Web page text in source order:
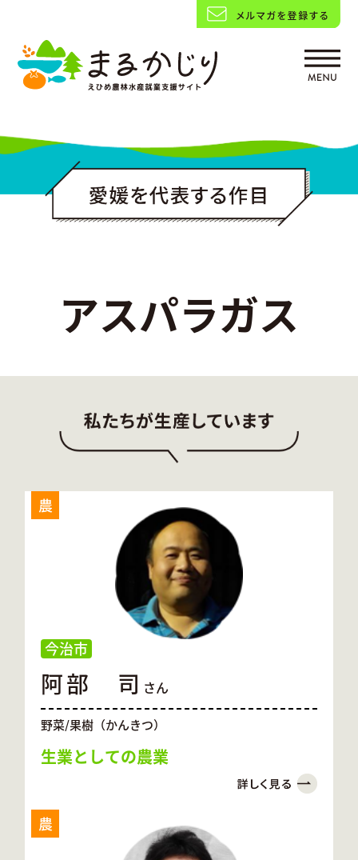
アスパラガス
農
今治市
阿部 司 さん
野菜/果樹（かんきつ）
生業としての農業
農